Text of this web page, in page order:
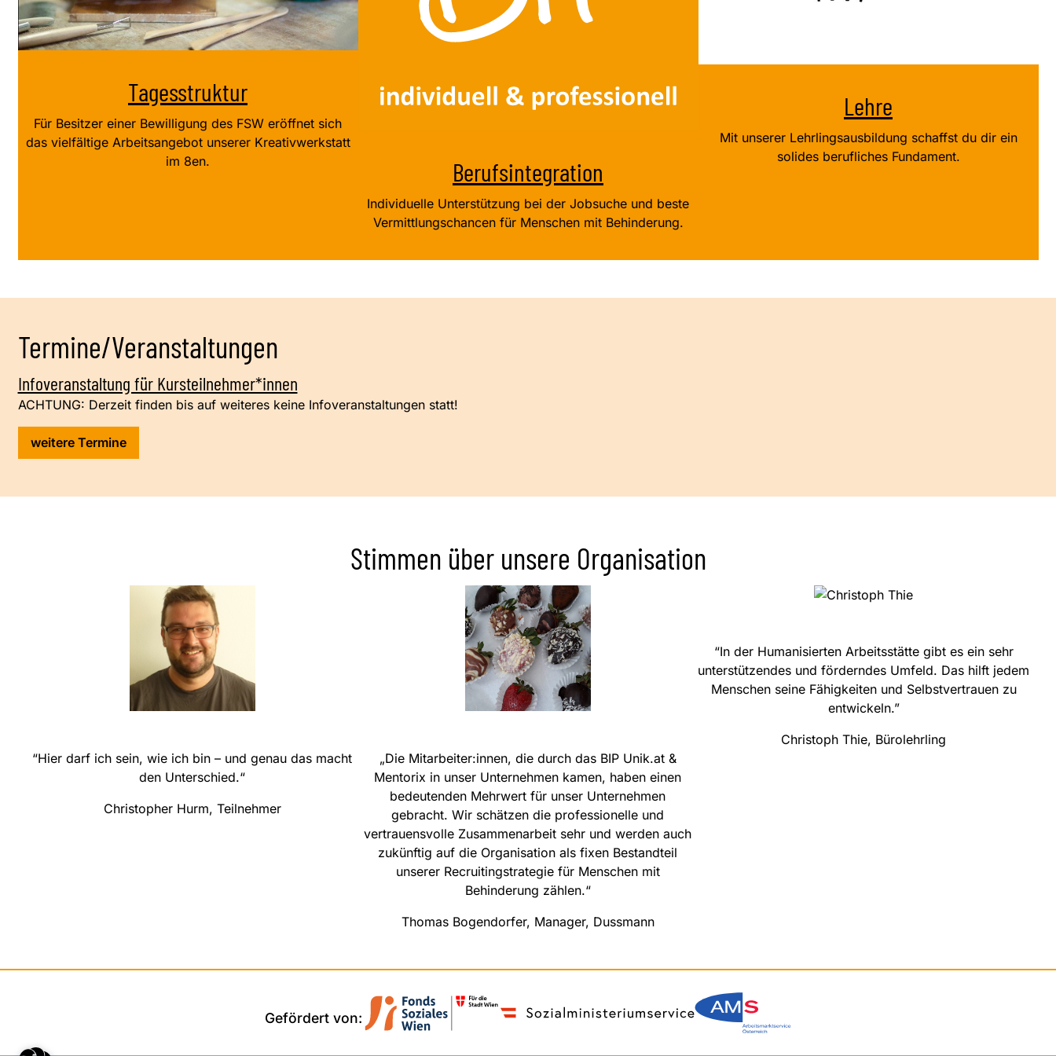
Tagesstruktur
Für Besitzer einer Bewilligung des FSW eröffnet sich
das vielfältige Arbeitsangebot unserer Kreativwerkstatt
im 8en.
Berufsintegration
Individuelle Unterstützung bei der Jobsuche und beste
Vermittlungschancen für Menschen mit Behinderung.
Lehre
Mit unserer Lehrlingsausbildung schaffst du dir ein
solides berufliches Fundament.
Termine/Veranstaltungen
Infoveranstaltung für Kursteilnehmer*innen
ACHTUNG: Derzeit finden bis auf weiteres keine Infoveranstaltungen statt!
weitere Termine
Stimmen über unsere Organisation
“Hier darf ich sein, wie ich bin – und genau das macht
den Unterschied.“
Christopher Hurm, Teilnehmer
„Die Mitarbeiter:innen, die durch das BIP Unik.at &
Mentorix in unser Unternehmen kamen, haben einen
bedeutenden Mehrwert für unser Unternehmen
gebracht. Wir schätzen die professionelle und
vertrauensvolle Zusammenarbeit sehr und werden auch
zukünftig auf die Organisation als fixen Bestandteil
unserer Recruitingstrategie für Menschen mit
Behinderung zählen.“
Thomas Bogendorfer, Manager, Dussmann
“In der Humanisierten Arbeitsstätte gibt es ein sehr
unterstützendes und förderndes Umfeld. Das hilft jedem
Menschen seine Fähigkeiten und Selbstvertrauen zu
entwickeln.”
Christoph Thie, Bürolehrling
Gefördert von: